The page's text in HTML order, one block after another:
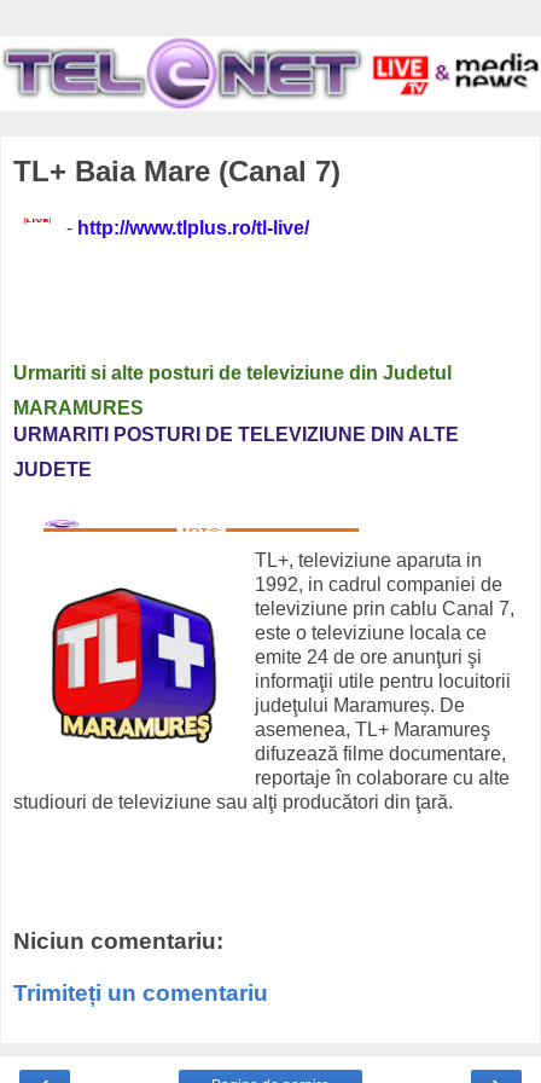
TL+ Baia Mare (Canal 7)
- http://www.tlplus.ro/tl-live/
Urmariti si alte posturi de televiziune din Judetul
MARAMURES
URMARITI POSTURI DE TELEVIZIUNE DIN ALTE
JUDETE
TL+, televiziune aparuta in
1992, in cadrul companiei de
televiziune prin cablu Canal 7,
este o televiziune locala ce
emite 24 de ore anunţuri şi
informaţii utile pentru locuitorii
judeţului Maramureș. De
asemenea, TL+ Maramureş
difuzează filme documentare,
reportaje în colaborare cu alte
studiouri de televiziune sau alţi producători din ţară.
Niciun comentariu:
Trimiteți un comentariu